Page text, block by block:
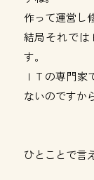
作って運営し
結局それで
す。
ＩＴの専門
ないのですか
ひとことで言